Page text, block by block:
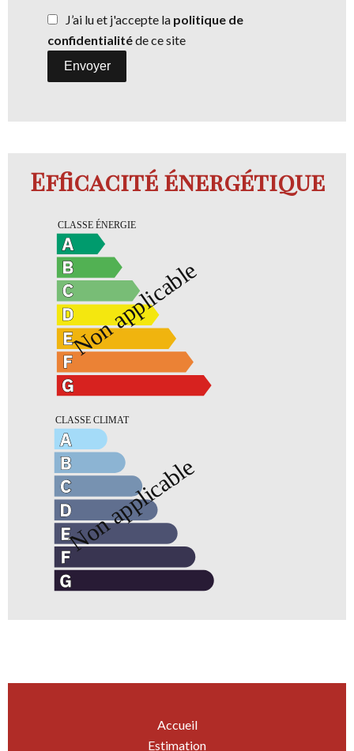
J’ai lu et j'accepte la politique de
confidentialitéde ce site
Envoyer
Efficacité énergétique
Accueil
Estimation